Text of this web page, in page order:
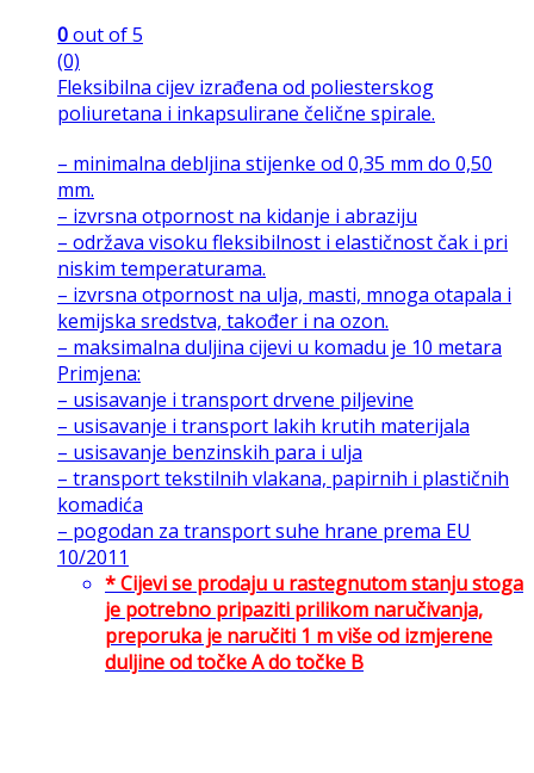
0out of 5
(0)
Fleksibilna cijev izrađena od poliesterskog
poliuretana i inkapsulirane čelične spirale.
– minimalna debljina stijenke od 0,35 mm do 0,50
mm.
– izvrsna otpornost na kidanje i abraziju
– održava visoku fleksibilnost i elastičnost čak i pri
niskim temperaturama.
– izvrsna otpornost na ulja, masti, mnoga otapala i
kemijska sredstva, također i na ozon.
– maksimalna duljina cijevi u komadu je 10 metara
Primjena:
– usisavanje i transport drvene piljevine
– usisavanje i transport lakih krutih materijala
– usisavanje benzinskih para i ulja
– transport tekstilnih vlakana, papirnih i plastičnih
komadića
– pogodan za transport suhe hrane prema EU
10/2011
* Cijevi se prodaju u rastegnutom stanju stoga
je potrebno pripaziti prilikom naručivanja,
preporuka je naručiti 1 m više od izmjerene
duljine od točke A do točke B